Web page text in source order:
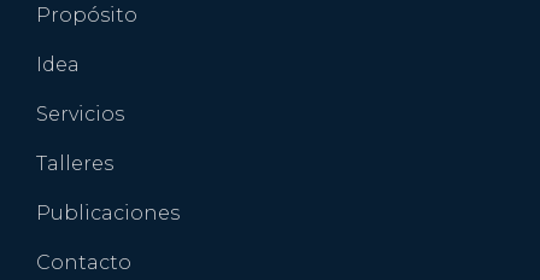
Propósito
Idea
Servicios
Talleres
Publicaciones
Contacto